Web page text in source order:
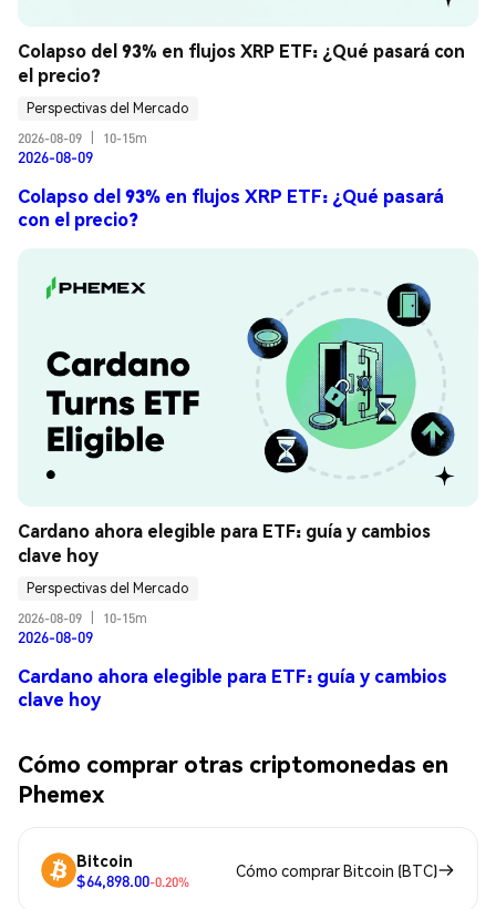
Colapso del 93% en flujos XRP ETF: ¿Qué pasará con
el precio?
Perspectivas del Mercado
2026-08-09
10-15m
2026-08-09
Colapso del 93% en flujos XRP ETF: ¿Qué pasará
con el precio?
Cardano ahora elegible para ETF: guía y cambios
clave hoy
Perspectivas del Mercado
2026-08-09
10-15m
2026-08-09
Cardano ahora elegible para ETF: guía y cambios
clave hoy
Cómo comprar otras criptomonedas en
Phemex
Bitcoin
$64,898.00-0.20%
Cómo comprar Bitcoin (BTC)